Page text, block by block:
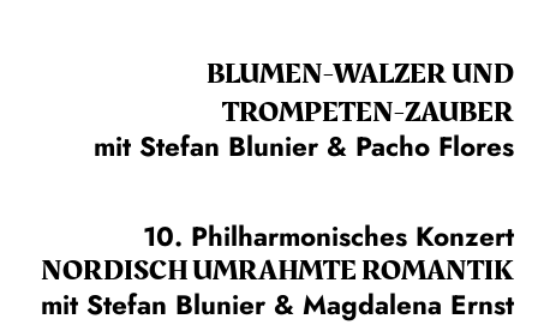
BLUMEN-WALZER UND
TROMPETEN-ZAUBER
mit Stefan Blunier & Pacho Flores
10. Philharmonisches Konzert
NORDISCH UMRAHMTE ROMANTIK
mit Stefan Blunier & Magdalena Ernst